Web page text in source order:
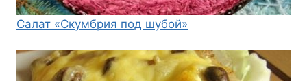
Салат «Скумбрия под шубой»